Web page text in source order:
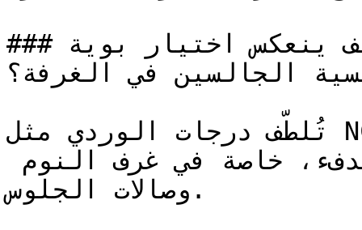
### كيف ينعكس اختيار بوية NCS S 4030-R40B على
الجالسين في الغرفة؟
تُلطّف درجات الوردي مثل NCS S 4030-R40B قسوة الزوايا
وصالات الجلوس.